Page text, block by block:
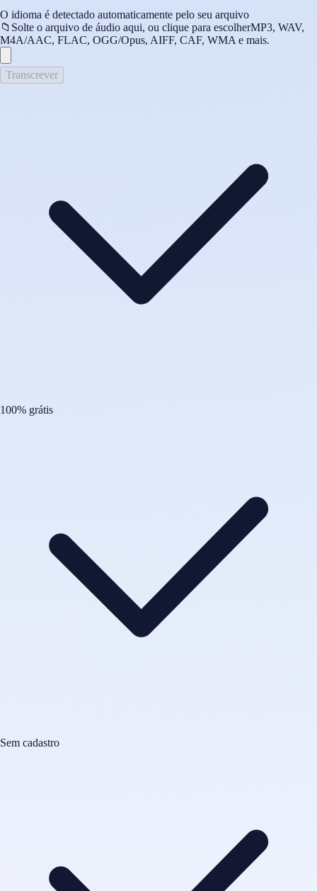
O idioma é detectado automaticamente pelo seu arquivo
📁 Solte o arquivo de áudio aqui, ou clique para escolherMP3, WAV,
M4A/AAC, FLAC, OGG/Opus, AIFF, CAF, WMA e mais.
Transcrever
100% grátis
Sem cadastro